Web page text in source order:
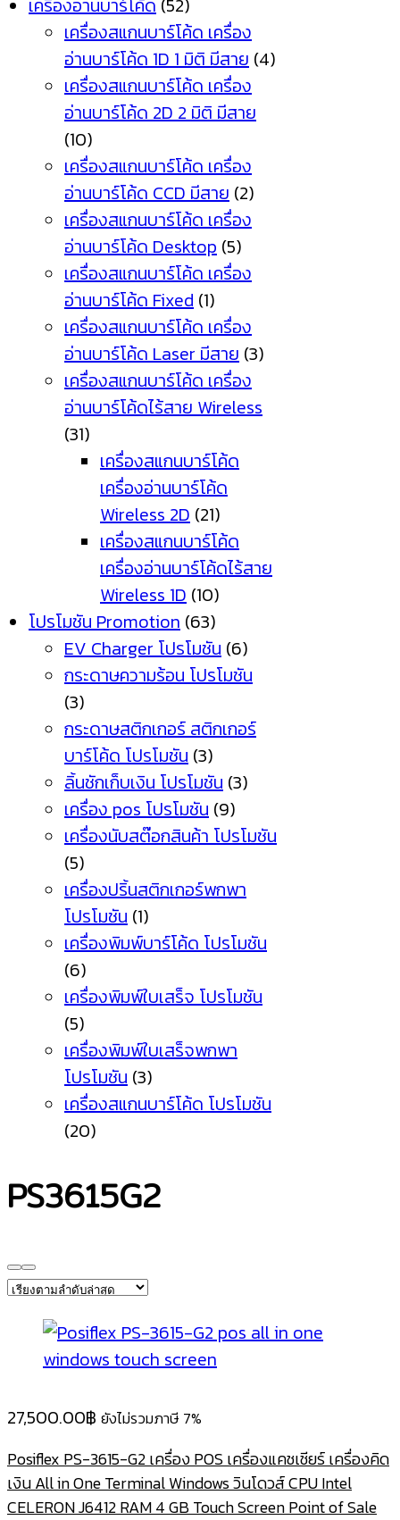
เครื่องอ่านบาร์โค้ด (52)
เครื่องสแกนบาร์โค้ด เครื่อง
อ่านบาร์โค้ด 1D 1 มิติ มีสาย (4)
เครื่องสแกนบาร์โค้ด เครื่อง
อ่านบาร์โค้ด 2D 2 มิติ มีสาย
(10)
เครื่องสแกนบาร์โค้ด เครื่อง
อ่านบาร์โค้ด CCD มีสาย (2)
เครื่องสแกนบาร์โค้ด เครื่อง
อ่านบาร์โค้ด Desktop (5)
เครื่องสแกนบาร์โค้ด เครื่อง
อ่านบาร์โค้ด Fixed (1)
เครื่องสแกนบาร์โค้ด เครื่อง
อ่านบาร์โค้ด Laser มีสาย (3)
เครื่องสแกนบาร์โค้ด เครื่อง
อ่านบาร์โค้ดไร้สาย Wireless
(31)
เครื่องสแกนบาร์โค้ด
เครื่องอ่านบาร์โค้ด
Wireless 2D (21)
เครื่องสแกนบาร์โค้ด
เครื่องอ่านบาร์โค้ดไร้สาย
Wireless 1D (10)
โปรโมชัน Promotion (63)
EV Charger โปรโมชัน (6)
กระดาษความร้อน โปรโมชัน
(3)
กระดาษสติกเกอร์ สติกเกอร์
บาร์โค้ด โปรโมชัน (3)
ลิ้นชักเก็บเงิน โปรโมชัน (3)
เครื่อง pos โปรโมชัน (9)
เครื่องนับสต๊อกสินค้า โปรโมชัน
(5)
เครื่องปริ้นสติกเกอร์พกพา
โปรโมชัน (1)
เครื่องพิมพ์บาร์โค้ด โปรโมชัน
(6)
เครื่องพิมพ์ใบเสร็จ โปรโมชัน
(5)
เครื่องพิมพ์ใบเสร็จพกพา
โปรโมชัน (3)
เครื่องสแกนบาร์โค้ด โปรโมชัน
(20)
PS3615G2
27,500.00฿ ยังไม่รวมภาษี 7%
Posiflex PS-3615-G2 เครื่อง POS เครื่องแคชเชียร์ เครื่องคิด
เงิน All in One Terminal Windows วินโดวส์ CPU Intel
CELERON J6412 RAM 4 GB Touch Screen Point of Sale